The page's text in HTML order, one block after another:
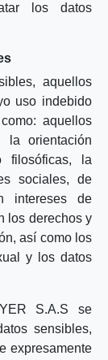
los datos
aquellos
uso indebido
aquellos
orientación
filosóficas, la
sociales, de
intereses de
los derechos y
así como los
y los datos
S.A.S se
sensibles,
expresamente